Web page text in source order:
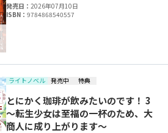
発売日：2026年07月10日
ISBN：9784868540557
ライトノベル 発売中 特典
とにかく珈琲が飲みたいのです！ 3
～転生少女は至福の一杯のため、大
商人に成り上がります～